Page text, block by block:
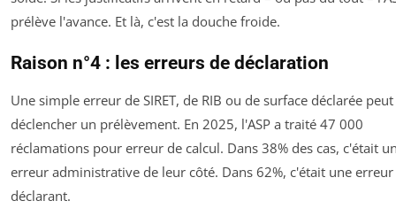
prélève l'avance. Et là, c'est la douche froide.
Raison n°4 : les erreurs de déclaration
Une simple erreur de SIRET, de RIB ou de surface déclarée peut
déclencher un prélèvement. En 2025, l'ASP a traité 47 000
réclamations pour erreur de calcul. Dans 38% des cas, c'était
erreur administrative de leur côté. Dans 62%, c'était une
déclarant.